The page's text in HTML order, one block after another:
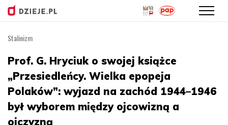
treści
Stalinizm
Prof. G. Hryciuk o swojej książce
„Przesiedleńcy. Wielka epopeja
Polaków”: wyjazd na zachód 1944–1946
był wyborem między ojcowizną a
ojczyzną